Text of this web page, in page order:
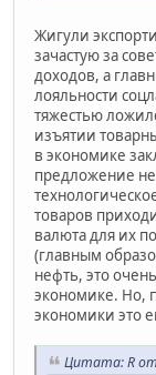
Жигули
зачастую за
доходов, а
лояльности
тяжестью
изъятии
в экономике
предложение
товаров
валюта для их
(главным
нефть, это
экономике. Но,
экономики это
Цитата: R